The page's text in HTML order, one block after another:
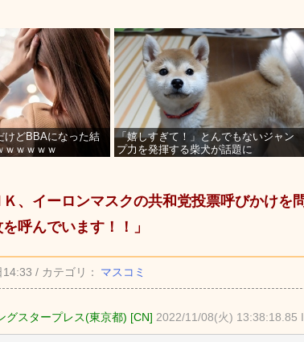
けどBBAになった結
ｗｗｗｗｗ
「嬉しすぎて！」とんでもないジャン
プ力を発揮する柴犬が話題に
Ｋ、イーロンマスクの共和党投票呼びかけを
呼んでいます！！」
/ カテゴリ： マスコミ
グスタープレス(東京都) [CN] 2022/11/08(火) 13:38:18.85